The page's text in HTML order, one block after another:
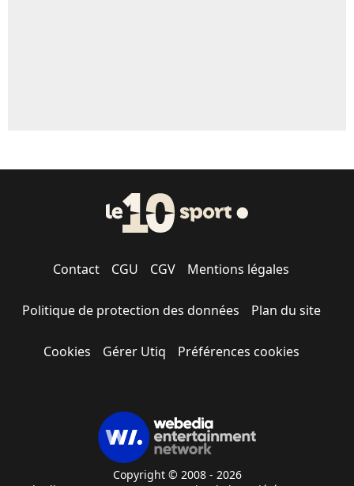
Contact CGU CGV Mentions légales
Politique de protection des données Plan du site
Cookies Gérer Utiq Préférences cookies
Copyright © 2008 - 2026